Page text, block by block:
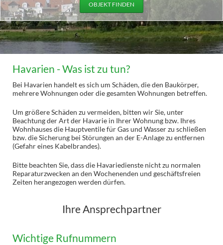
OBJEKT FINDEN
Havarien - Was ist zu tun?
Bei Havarien handelt es sich um Schäden, die den Baukörper,
mehrere Wohnungen oder die gesamten Wohnungen betreffen.
Um größere Schäden zu vermeiden, bitten wir Sie, unter
Beachtung der Art der Havarie in Ihrer Wohnung bzw. Ihres
Wohnhauses die Hauptventile für Gas und Wasser zu schließen
bzw. die Sicherung bei Störungen an der E-Anlage zu entfernen
(Gefahr eines Kabelbrandes).
Bitte beachten Sie, dass die Havariedienste nicht zu normalen
Reparaturzwecken an den Wochenenden und geschäftsfreien
Zeiten herangezogen werden dürfen.
Ihre Ansprechpartner
Wichtige Rufnummern